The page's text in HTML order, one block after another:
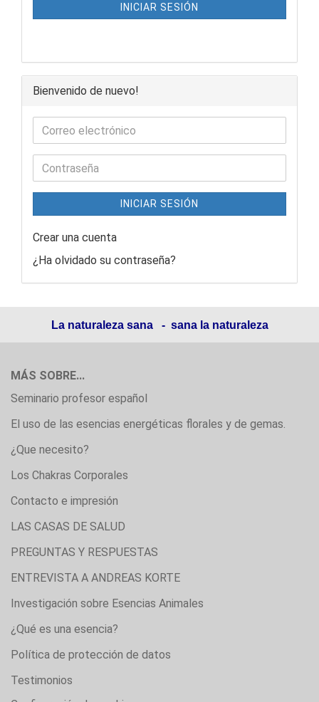
INICIAR SESIÓN
Bienvenido de nuevo!
INICIAR SESIÓN
Crear una cuenta
¿Ha olvidado su contraseña?
La naturaleza sana - sana la naturaleza
MÁS SOBRE...
Seminario profesor español
El uso de las esencias energéticas florales y de gemas.
¿Que necesito?
Los Chakras Corporales
Contacto e impresión
LAS CASAS DE SALUD
PREGUNTAS Y RESPUESTAS
ENTREVISTA A ANDREAS KORTE
Investigación sobre Esencias Animales
¿Qué es una esencia?
Política de protección de datos
Testimonios